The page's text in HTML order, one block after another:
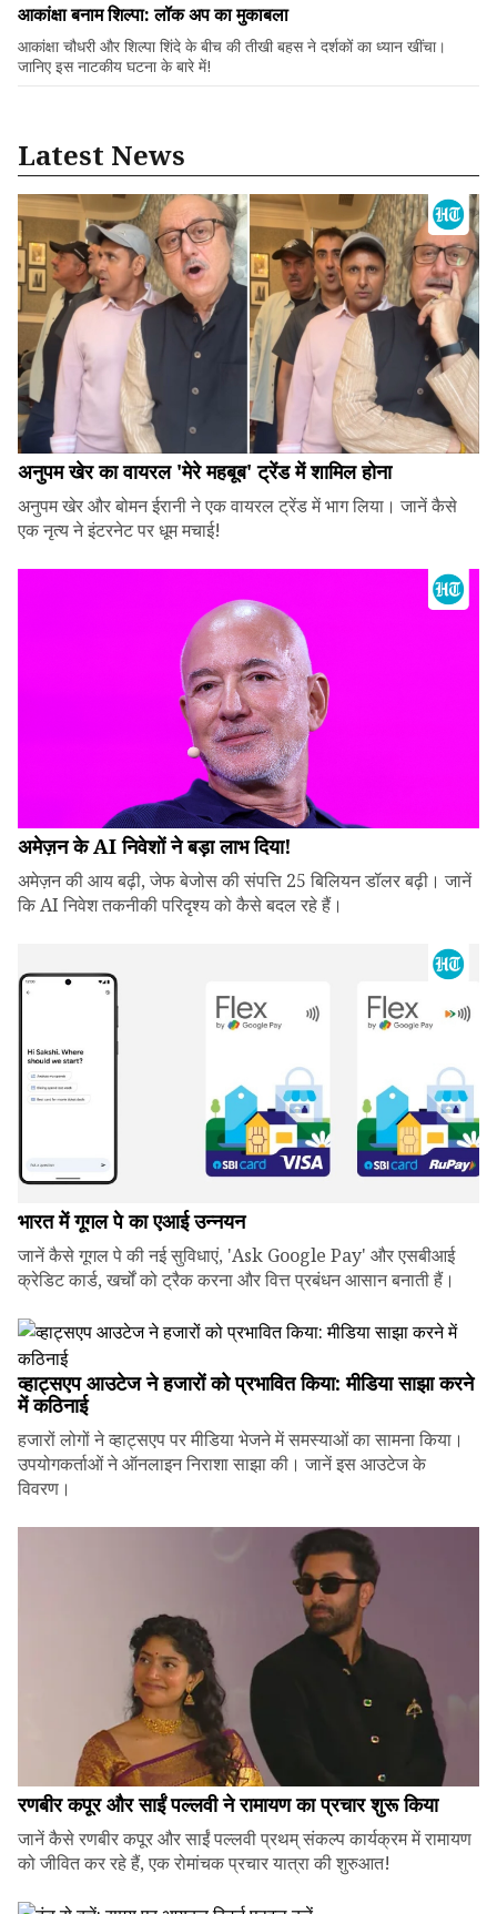
आकांक्षा बनाम शिल्पा: लॉक अप का मुकाबला
आकांक्षा चौधरी और शिल्पा शिंदे के बीच की तीखी बहस ने दर्शकों का ध्यान खींचा।
जानिए इस नाटकीय घटना के बारे में!
Latest News
अनुपम खेर का वायरल 'मेरे महबूब' ट्रेंड में शामिल होना
अनुपम खेर और बोमन ईरानी ने एक वायरल ट्रेंड में भाग लिया। जानें कैसे
एक नृत्य ने इंटरनेट पर धूम मचाई!
अमेज़न के AI निवेशों ने बड़ा लाभ दिया!
अमेज़न की आय बढ़ी, जेफ बेजोस की संपत्ति 25 बिलियन डॉलर बढ़ी। जानें
कि AI निवेश तकनीकी परिदृश्य को कैसे बदल रहे हैं।
भारत में गूगल पे का एआई उन्नयन
जानें कैसे गूगल पे की नई सुविधाएं, 'Ask Google Pay' और एसबीआई
क्रेडिट कार्ड, खर्चों को ट्रैक करना और वित्त प्रबंधन आसान बनाती हैं।
व्हाट्सएप आउटेज ने हजारों को प्रभावित किया: मीडिया साझा करने
में कठिनाई
हजारों लोगों ने व्हाट्सएप पर मीडिया भेजने में समस्याओं का सामना किया।
उपयोगकर्ताओं ने ऑनलाइन निराशा साझा की। जानें इस आउटेज के
विवरण।
रणबीर कपूर और साईं पल्लवी ने रामायण का प्रचार शुरू किया
जानें कैसे रणबीर कपूर और साईं पल्लवी प्रथम् संकल्प कार्यक्रम में रामायण
को जीवित कर रहे हैं, एक रोमांचक प्रचार यात्रा की शुरुआत!